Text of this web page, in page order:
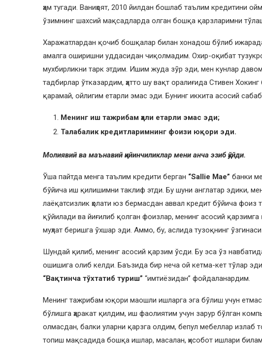
ҳам тугади. Ваниҳоят, 2010 йилдан бошлаб таълим кредитини
ўзимнинг шахсий мақсадларда олган бошқа қарзларимни
Харажатлардан қочиб бошқалар билан хонадош бўлиб
амалга оширишни уддасидан чиқолмадим. Охир-оқибат
мухбирликни тарк этдим. Ишим жуда зўр эди, мен кунлар
тадбирлар ўтказардим, ҳатто шу вақт оралиғида Стивен
қарамай, ойлигим етарли эмас эди. Бунинг иккита асосий
Менинг иш тажрибам ҳали етарли эмас эди;
Талабалик кредитларимнинг фоизи юқори эди.
Молиявий ва маънавий қийинчиликлар мени анча эзиб қўйди.
Ўша пайтда менга таълим кредити берган “Sallie Mae” банки
бўйича иш қилишимни таклиф этди. Бу шуни англатар эдики,
лаёқатсизлик ҳолати юз бермасдан аввал кредит бўйича фоиз
қўйилади ва йиғилиб қолган фоизлар, менинг асосий
муҳлат беришга ўхшар эди. Аммо, бу, аслида тузоқнинг
Шундай қилиб, менинг асосий қарзим ўсди. Бу эса ўз
ошишига олиб келди. Баъзида бир неча ой кетма-кет тўлар
“Вақтинча тўхтатиб туриш” “имтиёзидан” фойдаланардим.
Менинг тажрибам юқори маошли ишларга эга бўлиш учун
бўлишга ҳаракат қилдим, иш фаолиятим учун зарур бўлган
олмасдан, балки уларни қарзга олдим, бепул мебеллар излаб
топиш мақсадида бошқа ишлар, масалан, ҳисобот ишлари билам